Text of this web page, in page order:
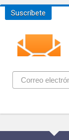
Suscríbete